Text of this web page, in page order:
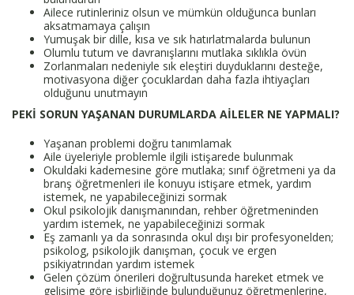
Ailece rutinleriniz olsun ve mümkün olduğunca bunları
aksatmamaya çalışın
Yumuşak bir dille, kısa ve sık hatırlatmalarda bulunun
Olumlu tutum ve davranışlarını mutlaka sıklıkla övün
Zorlanmaları nedeniyle sık eleştiri duyduklarını desteğe,
motivasyona diğer çocuklardan daha fazla ihtiyaçları
olduğunu unutmayın
PEKİ SORUN YAŞANAN DURUMLARDA AİLELER NE YAPMALI?
Yaşanan problemi doğru tanımlamak
Aile üyeleriyle problemle ilgili istişarede bulunmak
Okuldaki kademesine göre mutlaka; sınıf öğretmeni ya da
branş öğretmenleri ile konuyu istişare etmek, yardım
istemek, ne yapabileceğinizi sormak
Okul psikolojik danışmanından, rehber öğretmeninden
yardım istemek, ne yapabileceğinizi sormak
Eş zamanlı ya da sonrasında okul dışı bir profesyonelden;
psikolog, psikolojik danışman, çocuk ve ergen
psikiyatrından yardım istemek
Gelen çözüm önerileri doğrultusunda hareket etmek ve
gelişime göre işbirliğinde bulunduğunuz öğretmenlerine,